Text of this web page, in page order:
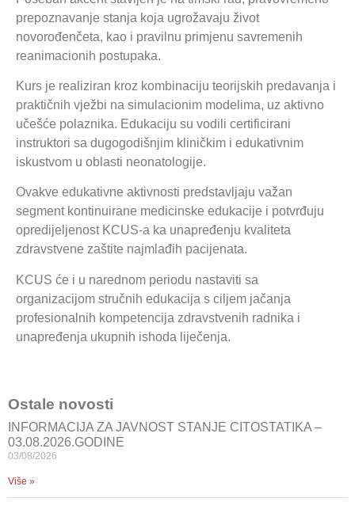
prepoznavanje stanja koja ugrožavaju život
novorođenčeta, kao i pravilnu primjenu savremenih
reanimacionih postupaka.
Kurs je realiziran kroz kombinaciju teorijskih predavanja i
praktičnih vježbi na simulacionim modelima, uz aktivno
učešće polaznika. Edukaciju su vodili certificirani
instruktori sa dugogodišnjim kliničkim i edukativnim
iskustvom u oblasti neonatologije.
Ovakve edukativne aktivnosti predstavljaju važan
segment kontinuirane medicinske edukacije i potvrđuju
opredijeljenost KCUS-a ka unapređenju kvaliteta
zdravstvene zaštite najmlađih pacijenata.
KCUS će i u narednom periodu nastaviti sa
organizacijom stručnih edukacija s ciljem jačanja
profesionalnih kompetencija zdravstvenih radnika i
unapređenja ukupnih ishoda liječenja.
Ostale novosti
INFORMACIJA ZA JAVNOST STANJE CITOSTATIKA –
03.08.2026.GODINE
03/08/2026
Više »